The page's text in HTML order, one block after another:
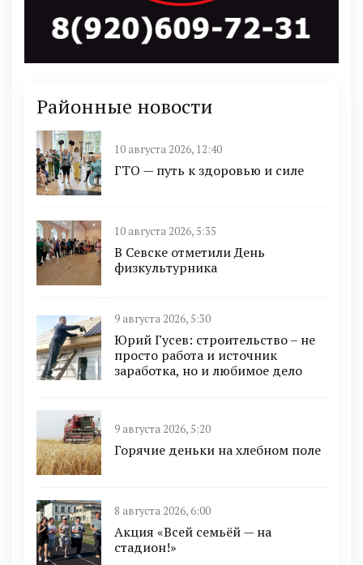
Районные новости
10 августа 2026, 12:40
ГТО — путь к здоровью и силе
10 августа 2026, 5:35
В Севске отметили День
физкультурника
9 августа 2026, 5:30
Юрий Гусев: строительство – не
просто работа и источник
заработка, но и любимое дело
9 августа 2026, 5:20
Горячие деньки на хлебном поле
8 августа 2026, 6:00
Акция «Всей семьёй — на
стадион!»